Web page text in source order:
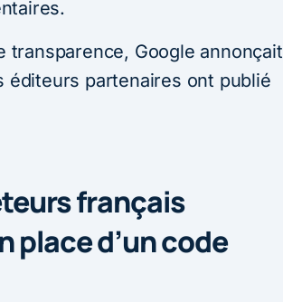
transparence, Google annonçait
partenaires ont publié
français
place d’un code